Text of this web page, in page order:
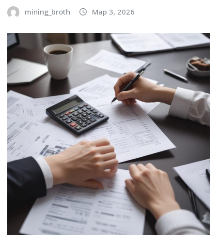
mining_broth Мар 3, 2026